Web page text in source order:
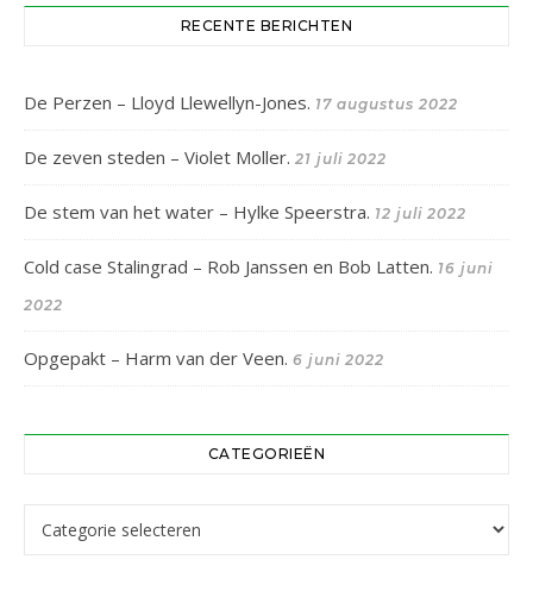
RECENTE BERICHTEN
De Perzen – Lloyd Llewellyn-Jones. 17 augustus 2022
De zeven steden – Violet Moller. 21 juli 2022
De stem van het water – Hylke Speerstra. 12 juli 2022
Cold case Stalingrad – Rob Janssen en Bob Latten. 16 juni
2022
Opgepakt – Harm van der Veen. 6 juni 2022
CATEGORIEËN
Categorieën